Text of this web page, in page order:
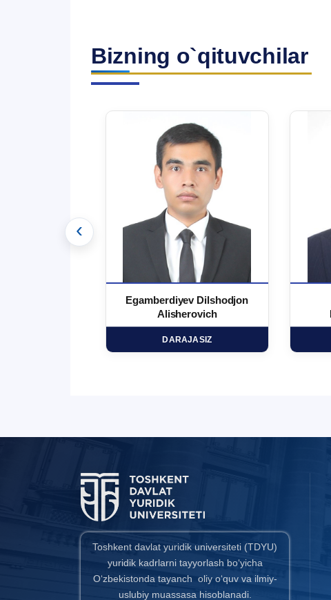
Bizning o`qituvchilar
Egamberdiyev Dilshodjon
Alisherovich
DARAJASIZ
‹
Toshkent davlat yuridik universiteti (TDYU)
yuridik kadrlarni tayyorlash bo‘yicha
O‘zbekistonda tayanch oliy o‘quv va ilmiy-
uslubiy muassasa hisoblanadi.